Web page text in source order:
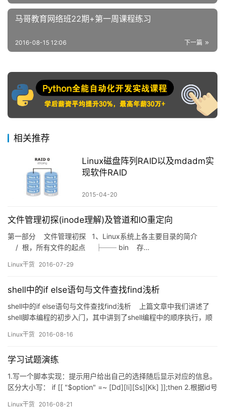
马哥教育网络班22期+第一周课程练习
下一篇
2016-08-15 12:06
相关推荐
Linux磁盘阵列RAID以及mdadm实
现软件RAID
2015-04-20
文件管理初探(inode理解)及管道和IO重定向
第一部分 文件管理初探 1、Linux系统上各主要目录的简介
/ 根，所有文件的起点 ├── bin 存…
Linux干货 2016-07-29
shell中的if else语句与文件查找find浅析
shell中的if else语句与文件查找find浅析 上篇文章中我们讲述了
shell脚本编程的初步入门，其中讲到了shell编程中的顺序执行，顺
件判断执行的时候要怎么办呢？我们学习过if之后你会发现这会很简
S…
Linux干货 2016-08-16
学习试题演练
1.写一个脚本实现：提示用户给出自己的选择随后显示对应的信息。
区分大小写： if [[ "$option" =~ [Dd][Ii][Ss][Kk] ]];then 2.根据id号
统用户 1000+：登陆用户 不得不提下: bash -n usertype.sh 前期擅
Linux干货 2016-08-21